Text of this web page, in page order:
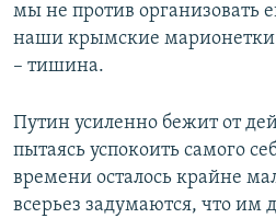
мы не против организовать
наши крымские марионетки
– тишина.
Путин усиленно бежит от
пытаясь успокоить самого
времени осталось крайне
всерьез задумаются, что им